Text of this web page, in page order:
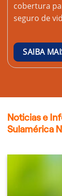
cobertura
seguro de
SAIBA
Noticias e
Sulamérica